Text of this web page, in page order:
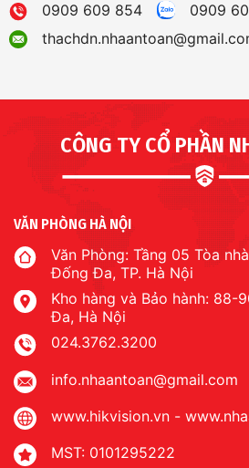
0909 609 854
0909
CÔNG TY CỔ PHẦN
VĂN PHÒNG HÀ NỘI
Văn Phòng: Tầng 05 Tòa
Đống Đa, TP. Hà Nội
Kho hàng và Bảo hành: 88-
Đa, Hà Nội
024.3762.3200
info.nhaantoan@gmail.com
www.hikvision.vn -
MST: 0101295222